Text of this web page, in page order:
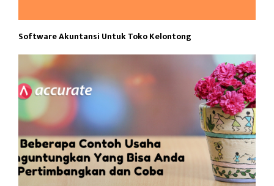
Software Akuntansi Untuk Toko Kelontong